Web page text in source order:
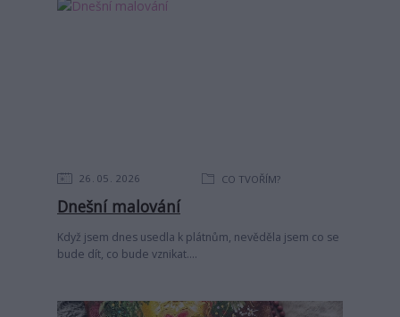
26 05 2026 CO TVOŘÍM?
Dnešní malování
Když jsem dnes usedla k plátnům, nevěděla jsem co se
bude dít, co bude vznikat....